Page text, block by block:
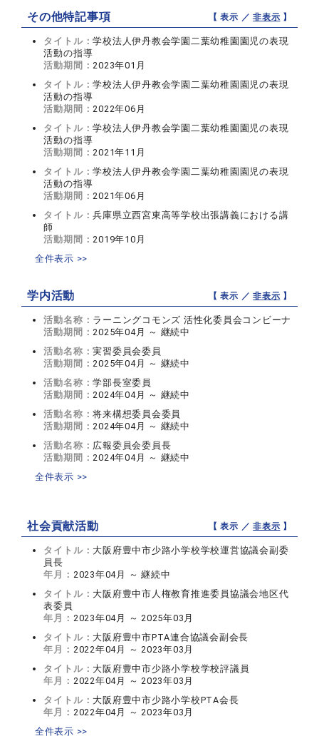
その他特記事項 【 表示 ／非表示 】
タイトル：学校法人伊丹教会学園二葉幼稚園園児の表現
活動の指導
活動期間： 2023年01月
タイトル：学校法人伊丹教会学園二葉幼稚園園児の表現
活動の指導
活動期間： 2022年06月
タイトル：学校法人伊丹教会学園二葉幼稚園園児の表現
活動の指導
活動期間： 2021年11月
タイトル：学校法人伊丹教会学園二葉幼稚園園児の表現
活動の指導
活動期間： 2021年06月
タイトル：兵庫県立西宮東高等学校出張講義における講
師
活動期間： 2019年10月
全件表示 >>
学内活動 【 表示 ／非表示 】
活動名称： ラーニングコモンズ 活性化委員会コンビーナ
活動期間： 2025年04月 ～ 継続中
活動名称：実習委員会委員
活動期間： 2025年04月 ～ 継続中
活動名称：学部長室委員
活動期間： 2024年04月 ～ 継続中
活動名称：将来構想委員会委員
活動期間： 2024年04月 ～ 継続中
活動名称： 広報委員会委員長
活動期間： 2024年04月 ～ 継続中
全件表示 >>
社会貢献活動 【 表示 ／非表示 】
タイトル： 大阪府豊中市少路小学校学校運営協議会副委
員長
年月： 2023年04月 ～ 継続中
タイトル： 大阪府豊中市人権教育推進委員協議会地区代
表委員
年月： 2023年04月 ～ 2025年03月
タイトル： 大阪府豊中市PTA連合協議会副会長
年月： 2022年04月 ～ 2023年03月
タイトル： 大阪府豊中市少路小学校学校評議員
年月： 2022年04月 ～ 2023年03月
タイトル： 大阪府豊中市少路小学校PTA会長
年月： 2022年04月 ～ 2023年03月
全件表示 >>